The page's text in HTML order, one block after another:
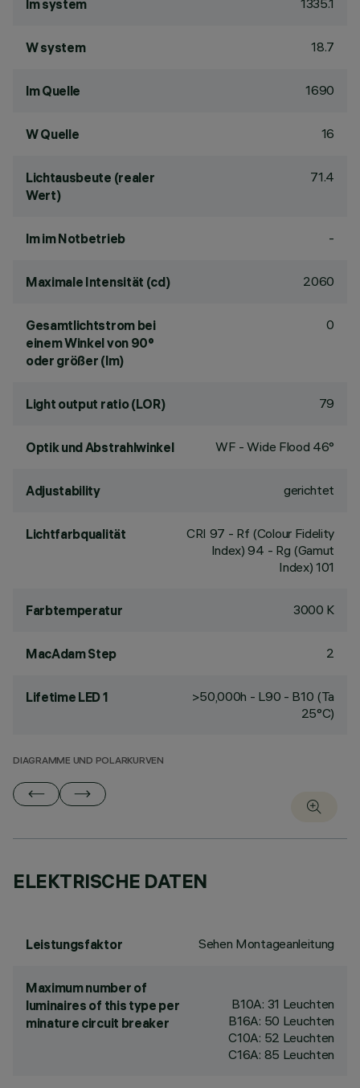
lm system 1335.1
W system 18.7
lm Quelle 1690
W Quelle 16
Lichtausbeute (realer
Wert)
71.4
lm im Notbetrieb -
Maximale Intensität (cd) 2060
Gesamtlichtstrom bei
einem Winkel von 90°
oder größer (lm)
0
Light output ratio (LOR) 79
Optik und Abstrahlwinkel WF - Wide Flood 46°
Adjustability gerichtet
Lichtfarbqualität CRI 97 - Rf (Colour Fidelity
Index) 94 - Rg (Gamut
Index) 101
Farbtemperatur 3000 K
MacAdam Step 2
Lifetime LED 1
>50,000h - L90 - B10 (Ta
25°C)
DIAGRAMME UND POLARKURVEN
ELEKTRISCHE DATEN
Leistungsfaktor Sehen Montageanleitung
Maximum number of
luminaires of this type per
minature circuit breaker
B10A: 31 Leuchten
B16A: 50 Leuchten
C10A: 52 Leuchten
C16A: 85 Leuchten